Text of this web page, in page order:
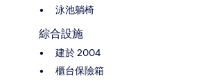
泳池躺椅
綜合設施
建於 2004
櫃台保險箱